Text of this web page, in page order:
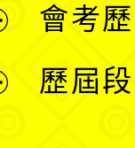
會考
歷屆